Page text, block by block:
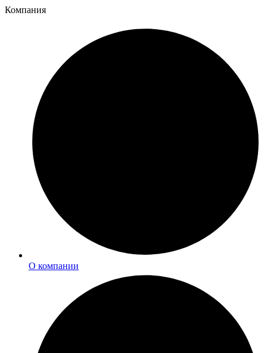
Компания
О компании